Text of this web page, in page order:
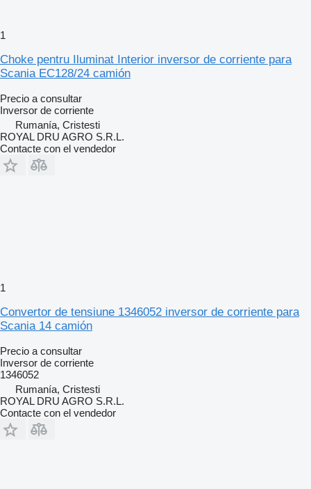
1
Choke pentru Iluminat Interior inversor de corriente para
Scania EC128/24 camión
Precio a consultar
Inversor de corriente
Rumanía, Cristesti
ROYAL DRU AGRO S.R.L.
Contacte con el vendedor
1
Convertor de tensiune 1346052 inversor de corriente para
Scania 14 camión
Precio a consultar
Inversor de corriente
1346052
Rumanía, Cristesti
ROYAL DRU AGRO S.R.L.
Contacte con el vendedor